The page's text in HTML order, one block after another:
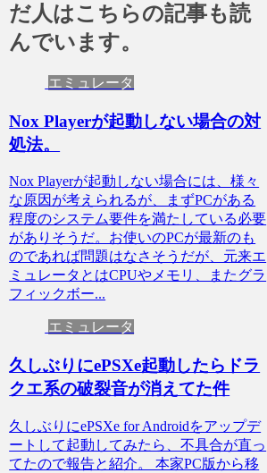
だ人はこちらの記事も読
んでいます。
エミュレータ
Nox Playerが起動しない場合の対
処法。
Nox Playerが起動しない場合には、様々
な原因が考えられるが、まずPCがある
程度のシステム要件を満たしている必要
がありそうだ。お使いのPCが最新のも
のであれば問題はなさそうだが、元来エ
ミュレータとはCPUやメモリ、またグラ
フィックボー...
エミュレータ
久しぶりにePSXe起動したらドラ
クエ系の破裂音が消えてた件
久しぶりにePSXe for Androidをアップデ
ートして起動してみたら、不具合が直っ
てたので報告と紹介。 本家PC版から移